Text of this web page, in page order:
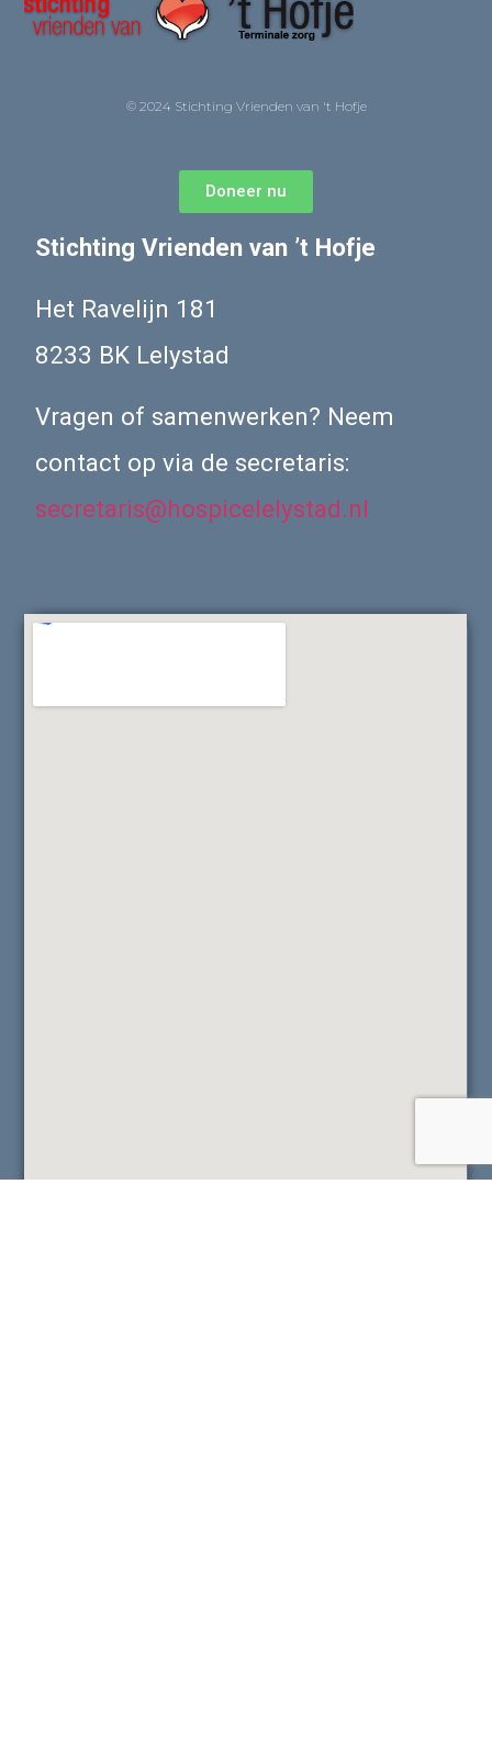
© 2024 Stichting Vrienden van 't Hofje
Doneer nu
Stichting Vrienden van ’t Hofje
Het Ravelijn 181
8233 BK Lelystad
Vragen of samenwerken? Neem
contact op via de secretaris:
secretaris@hospicelelystad.nl